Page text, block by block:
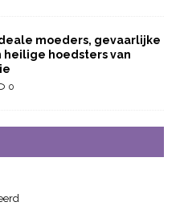
moeders, gevaarlijke
hoedsters van
0